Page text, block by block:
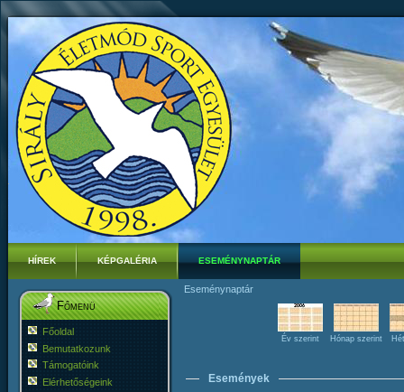
HÍREK KÉPGALÉRIA ESEMÉNYNAPTÁR
Főmenü
Főoldal
Bemutatkozunk
Támogatóink
Elérhetőségeink
Eseménynaptár
Év szerint Hónap szerint
Események